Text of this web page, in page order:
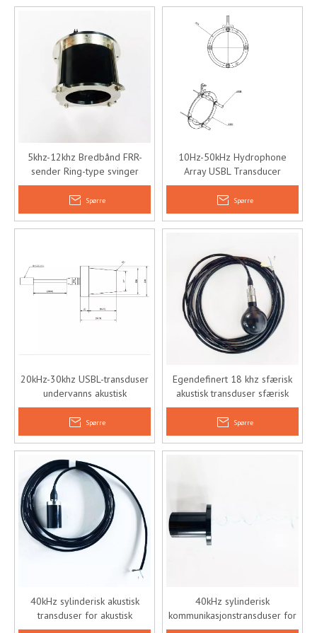
5khz-12khz Bredbånd FRR-
sender Ring-type svinger
Akustisk svinger med stor
dybde
Spørre
10Hz-50kHz Hydrophone
Array USBL Transducer
Undervanns akustisk
posisjoneringsarray
Spørre
20kHz-30khz USBL-transduser
undervanns akustisk
posisjoneringstransduser
Spørre
Egendefinert 18 khz sfærisk
akustisk transduser sfærisk
hydrofon
Spørre
40kHz sylinderisk akustisk
transduser for akustisk
undervannsposisjonering
40kHz sylinderisk
kommunikasjonstransduser for
undervannssonar